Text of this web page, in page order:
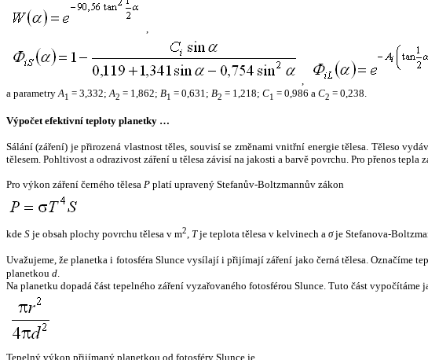
,
,
a parametryA1 = 3,332;A2 = 1,862; B1 = 0,631; B2 = 1,218; C1 = 0,986 a C2 = 0,238.
Výpočet efektivní teploty planetky …
Sálání (záření) je přirozená vlastnost těles, souvisí se změnami vnitřní energie tělesa. Těleso
tělesem. Pohltivost a odrazivost záření u tělesa závisí na jakosti a barvě povrchu. Pro přenos
Pro výkon záření černého tělesa P platí upravený Stefanův-Boltzmannův zákon
kde S je obsah plochy povrchu tělesa v m2, Tje teplota tělesa v kelvinech a σje Stefanova-
Uvažujeme, že planetka i fotosféra Slunce vysílají i přijímají záření jako černá tělesa. Označíme
planetkou d.
Na planetku dopadá část tepelného záření vyzařovaného fotosférou Slunce. Tuto část
Tepelný výkon přijímaný planetkou od fotosféry Slunce je